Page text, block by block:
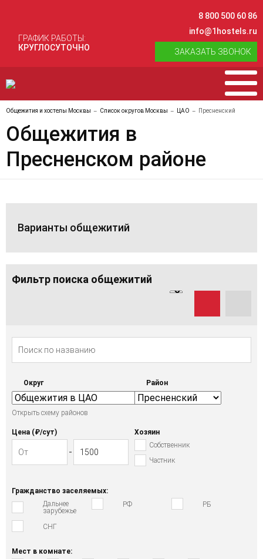
ГРАФИК РАБОТЫ:
КРУГЛОСУТОЧНО
8 800 500 60 86
info@1hostels.ru
ЗАКАЗАТЬ ЗВОНОК
Общежития и хостелы Москвы Список округов Москвы ЦАО Пресненский
Общежития в
Пресненском районе
Варианты общежитий
Фильтр поиска общежитий
Округ
Открыть схему районов
Район
Цена (₽/cут)
Хозяин
Собственник
Частник
Гражданство заселяемых:
Дальнее
зарубежье
РФ РБ
СНГ
Мест в комнате: